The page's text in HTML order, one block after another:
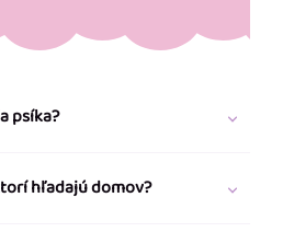
psíka?
hľadajú domov?